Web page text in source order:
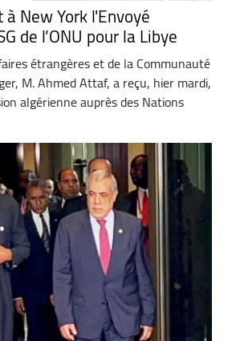
New York l'Envoyé
de l’ONU pour la Libye
étrangères et de la Communauté
M. Ahmed Attaf, a reçu, hier mardi,
algérienne auprès des Nations